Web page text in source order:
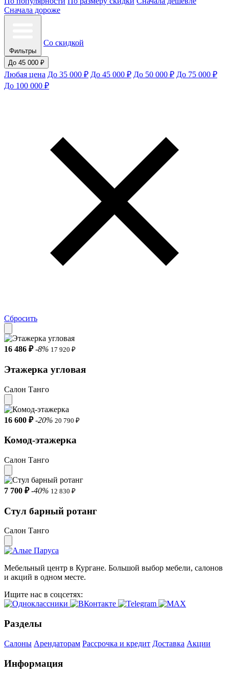
Сначала дороже
Фильтры
Со скидкой
До 45 000 ₽
Любая цена До 35 000 ₽ До 45 000 ₽ До 50 000 ₽ До 75 000 ₽
До 100 000 ₽
Сбросить
16 486 ₽ -8% 17 920 ₽
Этажерка угловая
Салон Танго
16 600 ₽ -20% 20 790 ₽
Комод-этажерка
Салон Танго
7 700 ₽ -40% 12 830 ₽
Стул барный ротанг
Салон Танго
Мебельный центр в Кургане. Большой выбор мебели, салонов
и акций в одном месте.
Ищите нас в соцсетях:
Разделы
Салоны Арендаторам Рассрочка и кредит Доставка Акции
Информация